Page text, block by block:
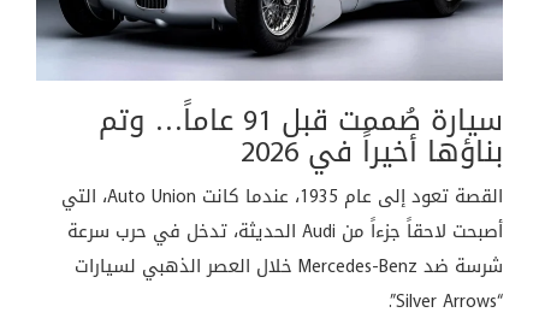
سيارة صُممت قبل 91 عاماً… وتم
بناؤها أخيراً في 2026
القصة تعود إلى عام 1935، عندما كانت Auto Union، التي
أصبحت لاحقاً جزءاً من Audi الحديثة، تدخل في حرب سرعة
شرسة ضد Mercedes-Benz خلال العصر الذهبي لسيارات
“Silver Arrows”.